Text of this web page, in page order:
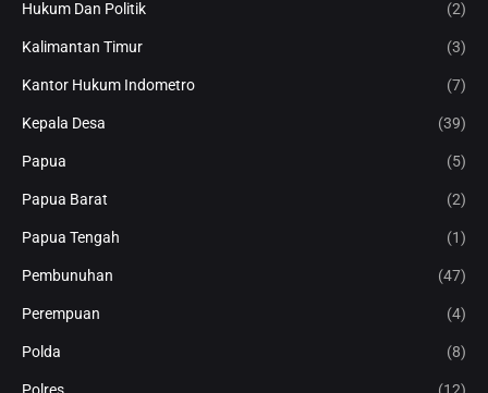
Hukum Dan Politik (2)
Kalimantan Timur (3)
Kantor Hukum Indometro (7)
Kepala Desa (39)
Papua (5)
Papua Barat (2)
Papua Tengah (1)
Pembunuhan (47)
Perempuan (4)
Polda (8)